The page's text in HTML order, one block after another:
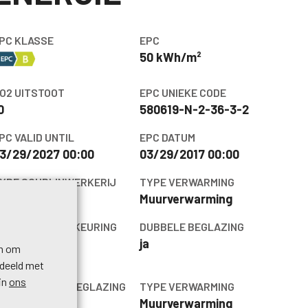
KLASSE EPC
50 kWh/m²
UITSTOOT EPC UNIEKE CODE
580619-N-2-36-3-2
VALID UNTIL
29/2027 00:00
EPC DATUM
03/29/2017 00:00
SCHRIJNWERKERIJ TYPE VERWARMING
Muurverwarming
ja, conform
DUBBELE BEGLAZING
ja
DUBBELE BEGLAZING TYPE VERWARMING
Muurverwarming
om
met
ons